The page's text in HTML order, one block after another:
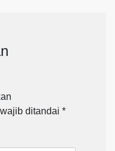
ditandai *